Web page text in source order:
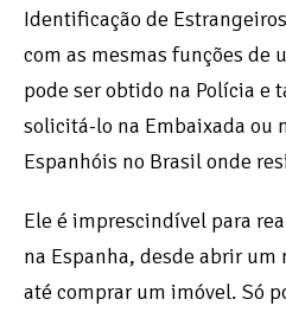
Identificação de
com as mesmas funções de
pode ser obtido na Polícia e
solicitá-lo na Embaixada ou
Espanhóis no Brasil onde
Ele é imprescindível para
na Espanha, desde abrir um
até comprar um imóvel. Só